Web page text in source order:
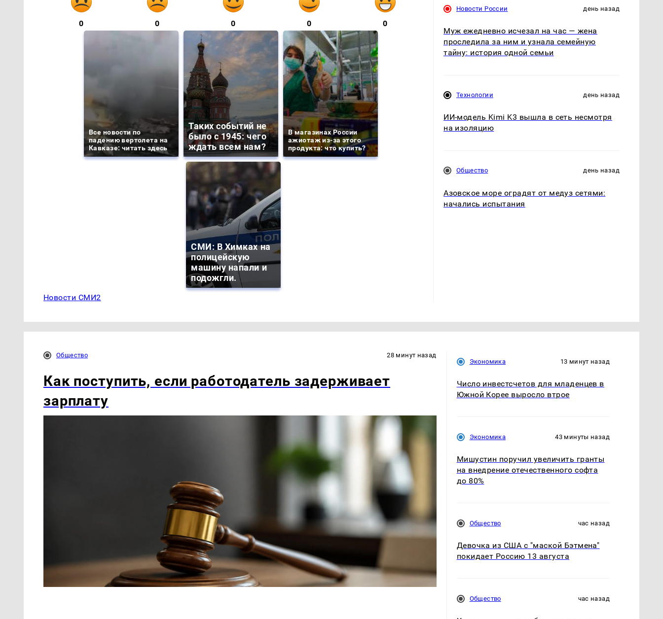
0 0 0 0 0
Все новости по
падению вертолета на
Кавказе: читать здесь
Таких событий не
было с 1945: чего
ждать всем нам?
В магазинах России
ажиотаж из-за этого
продукта: что купить?
СМИ: В Химках на
полицейскую
машину напали и
подожгли.
Новости СМИ2
Новости России день назад
Муж ежедневно исчезал на час — жена
проследила за ним и узнала семейную
тайну: история одной семьи
Технологии день назад
ИИ-модель Kimi K3 вышла в сеть несмотря
на изоляцию
Общество день назад
Азовское море оградят от медуз сетями:
начались испытания
Общество 28 минут назад
Как поступить, если работодатель задерживает
зарплату
Экономика 13 минут назад
Число инвестсчетов для младенцев в
Южной Корее выросло втрое
Экономика 43 минуты назад
Мишустин поручил увеличить гранты
на внедрение отечественного софта
до 80%
Общество час назад
Девочка из США с "маской Бэтмена"
покидает Россию 13 августа
Общество час назад